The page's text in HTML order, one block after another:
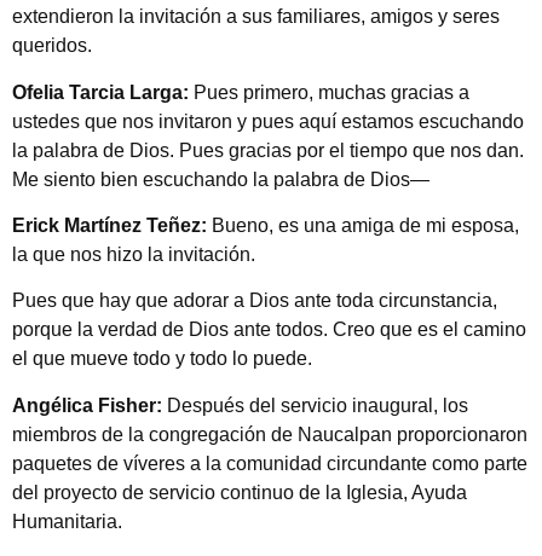
extendieron la invitación a sus familiares, amigos y seres
queridos.
Ofelia Tarcia Larga: Pues primero, muchas gracias a
ustedes que nos invitaron y pues aquí estamos escuchando
la palabra de Dios. Pues gracias por el tiempo que nos dan.
Me siento bien escuchando la palabra de Dios—
Erick Martínez Teñez: Bueno, es una amiga de mi esposa,
la que nos hizo la invitación.
Pues que hay que adorar a Dios ante toda circunstancia,
porque la verdad de Dios ante todos. Creo que es el camino
el que mueve todo y todo lo puede.
Angélica Fisher: Después del servicio inaugural, los
miembros de la congregación de Naucalpan proporcionaron
paquetes de víveres a la comunidad circundante como parte
del proyecto de servicio continuo de la Iglesia, Ayuda
Humanitaria.